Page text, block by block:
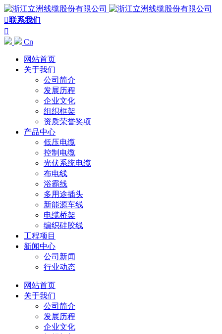
联系我们

Cn
网站首页
关于我们
公司简介
发展历程
企业文化
组织框架
资质荣誉奖项
产品中心
低压电缆
控制电缆
光伏系统电缆
布电线
浴霸线
多用途插头
新能源车线
电缆桥架
编织硅胶线
工程项目
新闻中心
公司新闻
行业动态
网站首页
关于我们
公司简介
发展历程
企业文化